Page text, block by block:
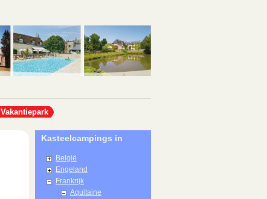
Vakantiepark
Kasteelcampings in
België
Engeland
Frankrijk
Aquitaine